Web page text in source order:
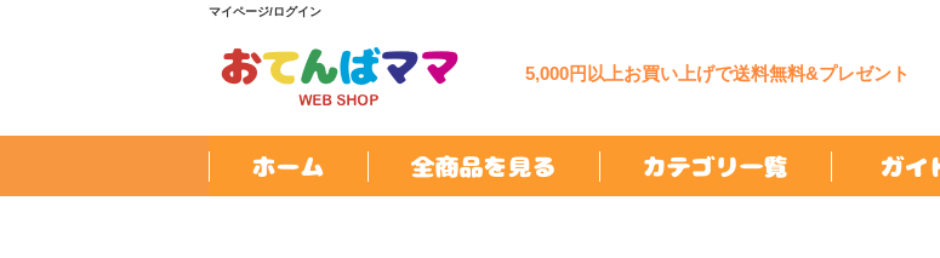
マイページ/ログイン
5,000円以上お買い上げで送料無料&プレゼント